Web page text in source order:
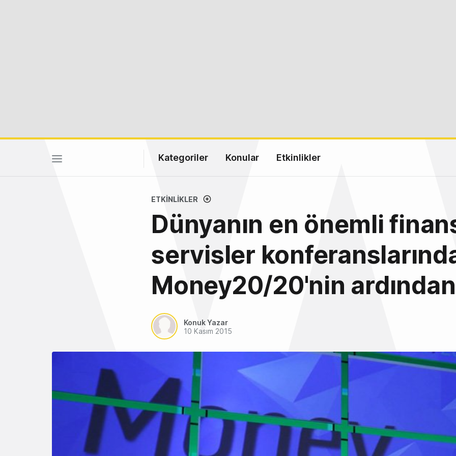
Kategoriler Konular Etkinlikler
ETKINLIKLER
Dünyanın en önemli
servisler
Money20/20'nin ardından
Konuk Yazar
10 Kasım 2015